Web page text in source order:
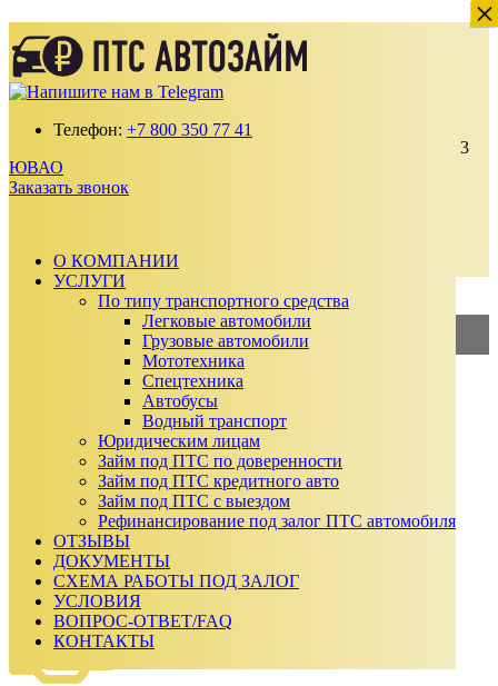
Телефон: +7 800 350 77 41
ЮВАО
Заказать звонок
О КОМПАНИИ
УСЛУГИ
По типу транспортного средства
Легковые автомобили
Грузовые автомобили
Мототехника
Спецтехника
Автобусы
Водный транспорт
Юридическим лицам
Займ под ПТС по доверенности
Займ под ПТС кредитного авто
Займ под ПТС с выездом
Рефинансирование под залог ПТС автомобиля
ОТЗЫВЫ
ДОКУМЕНТЫ
СХЕМА РАБОТЫ ПОД ЗАЛОГ
УСЛОВИЯ
ВОПРОС-ОТВЕТ/FAQ
КОНТАКТЫ
Займ под ПТС с выездом в ЮВАО
Получите займ по ставке от 2% в месяц
100% одобрение даже с плохой кредитной
историей
Выдаем от 30 000 до 15 000 000 ₽ на срок до 3
лет
Без подтверждения дохода, справок и
Заказать звонок
Калькулятор займа
Займ под ПТС
Займ под АВТО
Срок займа
Ежемесячный платеж:0₽
Сумма к возврату:
Получить одобрение
Наши преимущества
×
×